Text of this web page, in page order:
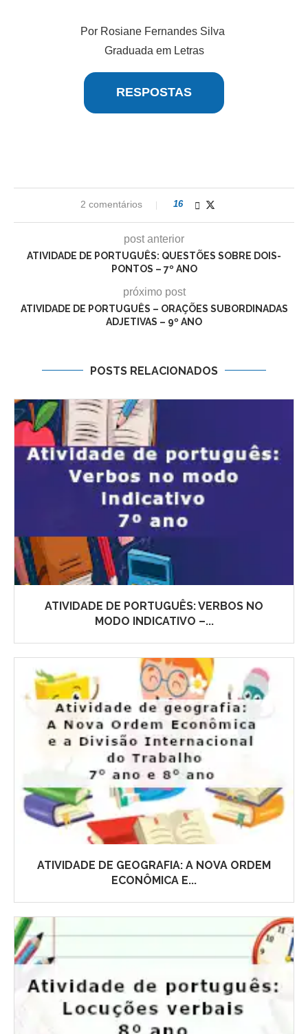
Por Rosiane Fernandes Silva
Graduada em Letras
RESPOSTAS
2 comentários 16
post anterior
ATIVIDADE DE PORTUGUÊS: QUESTÕES SOBRE DOIS-
PONTOS – 7º ANO
próximo post
ATIVIDADE DE PORTUGUÊS – ORAÇÕES SUBORDINADAS
ADJETIVAS – 9º ANO
POSTS RELACIONADOS
ATIVIDADE DE PORTUGUÊS: VERBOS NO
MODO INDICATIVO –...
ATIVIDADE DE GEOGRAFIA: A NOVA ORDEM
ECONÔMICA E...